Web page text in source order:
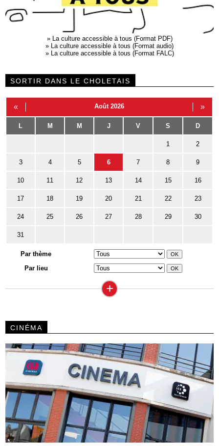
» La culture accessible à tous (Format PDF)
» La culture accessible à tous (Format audio)
» La culture accessible à tous (Format FALC)
SORTIR DANS LE CHOLETAIS
« Août 2026 »
L M M J V S D
1 2
3 4 5 6 7 8 9
10 11 12 13 14 15 16
17 18 19 20 21 22 23
24 25 26 27 28 29 30
31
Par thème
Par lieu
+
CINÉMA